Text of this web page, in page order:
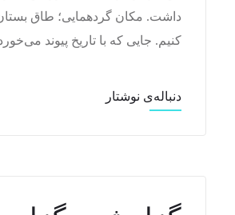
داشت. مکان گردهمایی؛ طاق
کنیم. جایی که با تاریخ پیوند
دنباله‌ی نوشتار